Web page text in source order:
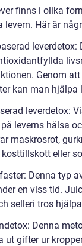
finns i olika
levern. Här är
Genom
kan man hjälpa
leverdetox:
leverns hälsa
maskrosrot,
eller
Denna typ
en viss tid.
selleri tros
Denna
ut gifter ur